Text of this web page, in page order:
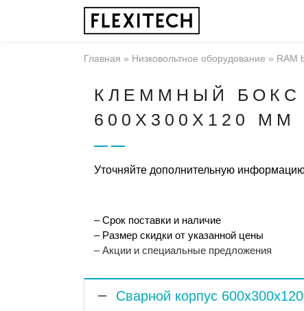
Главная » Низковольтное оборудование » RAM
КЛЕММНЫЙ БОКС
600X300X120 ММ
Уточняйте дополнительную
– Срок поставки и наличие
– Размер скидки от указанной цены
– Акции и специальные предложения
Сварной корпус